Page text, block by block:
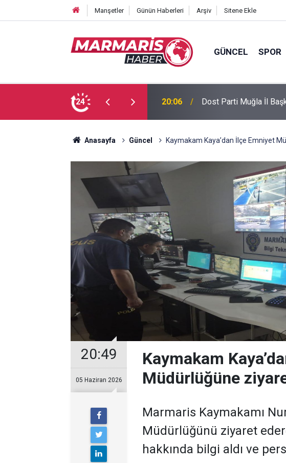
Manşetler Günün Haberleri Arşiv Sitene Ekle
GÜNCEL SPOR
24 16:51 Bursaspor’da 2026-
Anasayfa Güncel Kaymakam Kaya’dan İlçe Emniyet
20:49
05 Haziran 2026
Kaymakam
Müdürlüğüne
Marmaris Kaymakamı
Müdürlüğünü ziyaret
hakkında bilgi aldı ve